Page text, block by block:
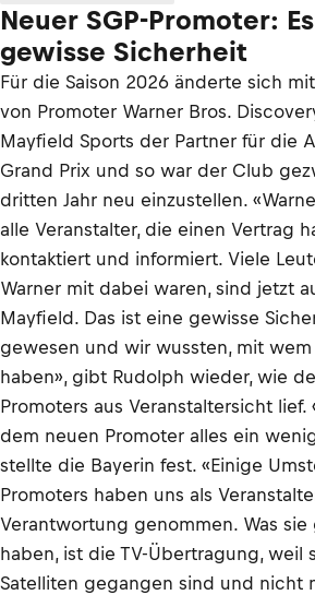
Neuer SGP-Promoter:
gewisse Sicherheit
Für die Saison 2026 änderte sich
von Promoter Warner Bros.
Mayfield Sports der Partner für die
Grand Prix und so war der Club
dritten Jahr neu einzustellen.
alle Veranstalter, die einen Vertrag
kontaktiert und informiert. Viele
Warner mit dabei waren, sind jetzt
Mayfield. Das ist eine gewisse
gewesen und wir wussten, mit
haben», gibt Rudolph wieder, wie
Promoters aus Veranstaltersicht lief.
dem neuen Promoter alles ein
stellte die Bayerin fest. «Einige
Promoters haben uns als
Verantwortung genommen. Was
haben, ist die TV-Übertragung, weil
Satelliten gegangen sind und nicht